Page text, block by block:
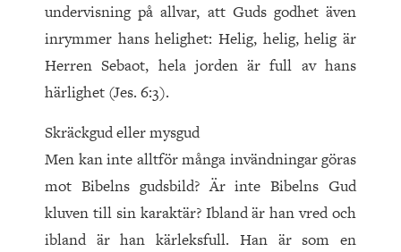
undervisning på allvar, att Guds godhet även
inrymmer hans helighet: Helig, helig, helig är
Herren Sebaot, hela jorden är full av hans
härlighet (Jes. 6:3).
Skräckgud eller mysgud
Men kan inte alltför många invändningar göras
mot Bibelns gudsbild? Är inte Bibelns Gud
kluven till sin karaktär? Ibland är han vred och
ibland är han kärleksfull. Han är som en